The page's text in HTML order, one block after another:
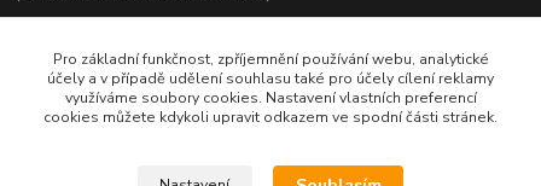
Copyright © 2026 Ing. Miloš Hušek - QTEST. Všechna práva vyhrazena.
Pro základní funkčnost, zpříjemnění používání webu, analytické
účely a v případě udělení souhlasu také pro účely cílení reklamy
využíváme soubory cookies. Nastavení vlastních preferencí
cookies můžete kdykoli upravit odkazem ve spodní části stránek.